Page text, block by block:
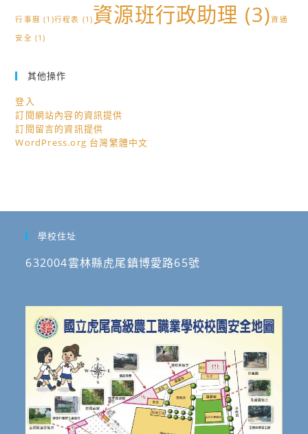
行事曆 (1)行程表 (1)資源班行政助理 (3)資通
安全 (1)
其他操作
登入
訂閱網站內容的資訊提供
訂閱留言的資訊提供
WordPress.org 台灣繁體中文
學校住址
632004雲林縣虎尾鎮博愛路65號